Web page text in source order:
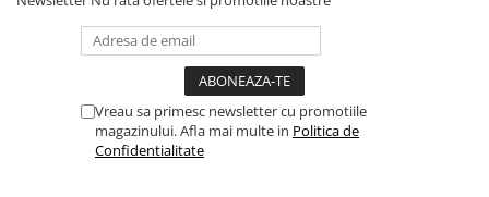
Vreau sa primesc newsletter cu promotiile
magazinului. Afla mai multe in Politica de
Confidentialitate